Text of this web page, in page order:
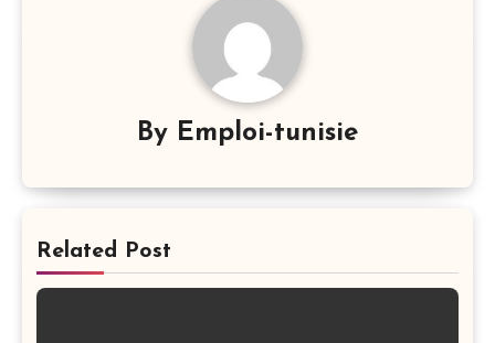
By Emploi-tunisie
Related Post